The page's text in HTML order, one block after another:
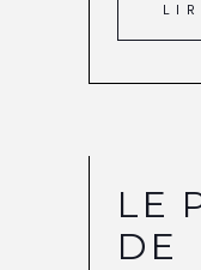
LE
DE